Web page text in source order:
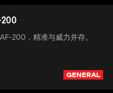
200，精准与威力并存。
GENERAL